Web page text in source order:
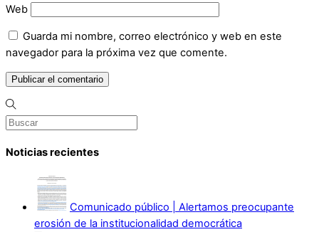
Web
Guarda mi nombre, correo electrónico y web en este
navegador para la próxima vez que comente.
Noticias recientes
Comunicado público | Alertamos preocupante
erosión de la institucionalidad democrática